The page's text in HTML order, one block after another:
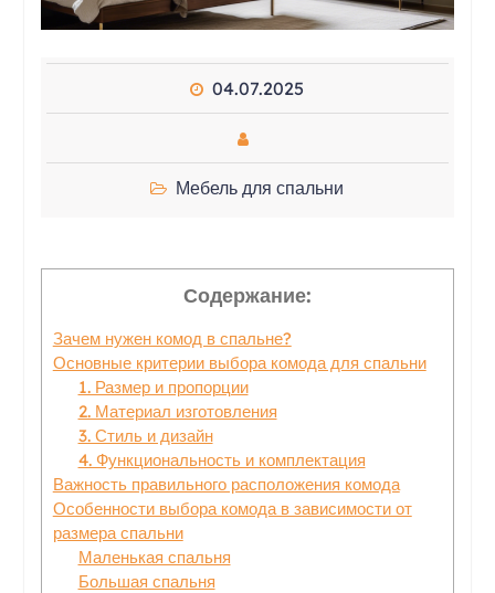
04.07.2025
Мебель для спальни
Содержание:
Зачем нужен комод в спальне?
Основные критерии выбора комода для спальни
1. Размер и пропорции
2. Материал изготовления
3. Стиль и дизайн
4. Функциональность и комплектация
Важность правильного расположения комода
Особенности выбора комода в зависимости от
размера спальни
Маленькая спальня
Большая спальня